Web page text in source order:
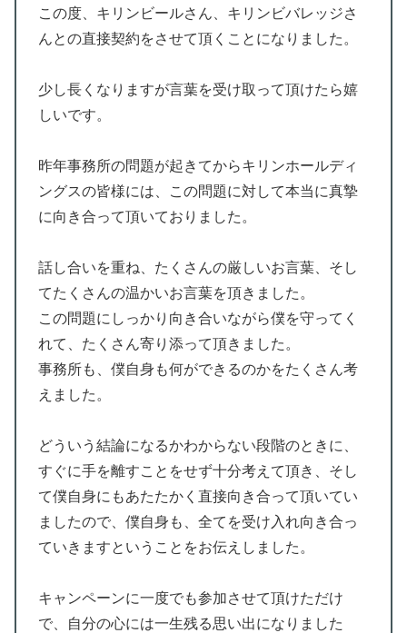
この度、キリンビールさん、キリンビバレッジさ
んとの直接契約をさせて頂くことになりました。
少し長くなりますが言葉を受け取って頂けたら嬉
しいです。
昨年事務所の問題が起きてからキリンホールディ
ングスの皆様には、この問題に対して本当に真摯
に向き合って頂いておりました。
話し合いを重ね、たくさんの厳しいお言葉、そし
てたくさんの温かいお言葉を頂きました。
この問題にしっかり向き合いながら僕を守ってく
れて、たくさん寄り添って頂きました。
事務所も、僕自身も何ができるのかをたくさん考
えました。
どういう結論になるかわからない段階のときに、
すぐに手を離すことをせず十分考えて頂き、そし
て僕自身にもあたたかく直接向き合って頂いてい
ましたので、僕自身も、全てを受け入れ向き合っ
ていきますということをお伝えしました。
キャンペーンに一度でも参加させて頂けただけ
で、自分の心には一生残る思い出になりました